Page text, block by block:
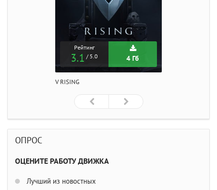
Рейтинг
3.1 / 5.0 4 Гб
V RISING
ОПРОС
ОЦЕНИТЕ РАБОТУ ДВИЖКА
Лучший из новостных